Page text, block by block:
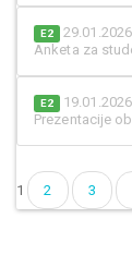
E2
Anketa za
E2
Prezentacije
1 2 3